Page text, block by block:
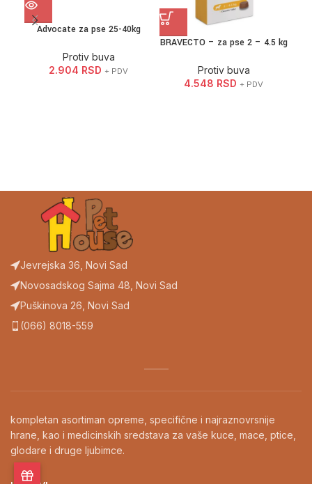
Advocate za pse 25-40kg
Protiv buva
2.904 RSD + PDV
BRAVECTO – za pse 2 – 4.5 kg
Protiv buva
4.548 RSD + PDV
Jevrejska 36, Novi Sad
Novosadskog Sajma 48, Novi Sad
Puškinova 26, Novi Sad
(066) 8018-559
kompletan asortiman opreme, specifične i najraznovrsnije
hrane, kao i medicinskih sredstava za vaše kuce, mace, ptice,
glodare i druge ljubimce.